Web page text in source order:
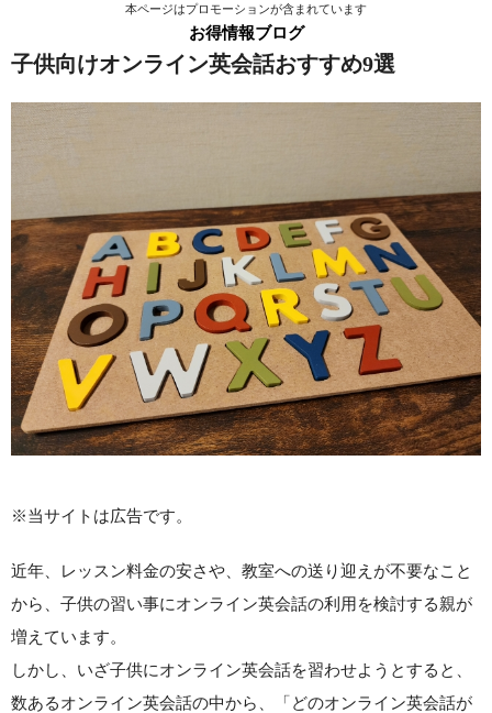
本ページはプロモーションが含まれています
お得情報ブログ
子供向けオンライン英会話おすすめ9選
※当サイトは広告です。
近年、レッスン料金の安さや、教室への送り迎えが不要なこと
から、子供の習い事にオンライン英会話の利用を検討する親が
増えています。
しかし、いざ子供にオンライン英会話を習わせようとすると、
数あるオンライン英会話の中から、「どのオンライン英会話が